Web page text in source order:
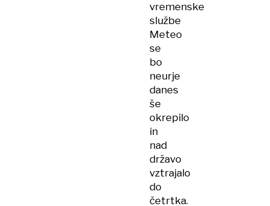
vremenske
službe
Meteo
se
bo
neurje
danes
še
okrepilo
in
nad
državo
vztrajalo
do
četrtka.